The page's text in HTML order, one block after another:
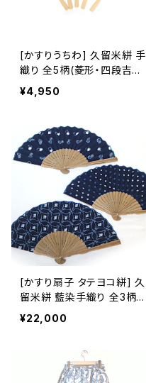
[かすりうちわ] 久留米絣 手
織り 全5柄(菱形・四段吉
祥/縞柄・花柄・フラガール
柄) 池田絣工房
¥4,950
[かすり扇子 タテヨコ絣] 久
留米絣 藍染手織り 全3柄
池田絣工房 ※桐箱入り可
(別途200円)
¥22,000